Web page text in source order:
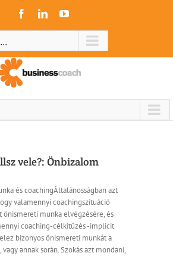
FacebookLinkedInYouTube
vele?: Önbizalom
és coachingÁltalánosságban azt
valamennyi coachingszituáció
önismereti munka elvégzésére, és
coaching-célkitűzés -implicit
bizonyos önismereti munkát a
annak során. Szokás azt mondani,